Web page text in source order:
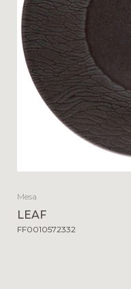
Mesa
LEAF
FF0010572332